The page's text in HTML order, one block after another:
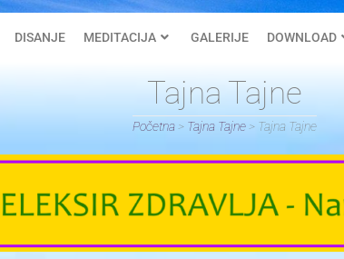
DISANJE MEDITACIJA GALERIJE DOWNLOAD
Tajna Tajne
Početna> Tajna Tajne> Tajna Tajne